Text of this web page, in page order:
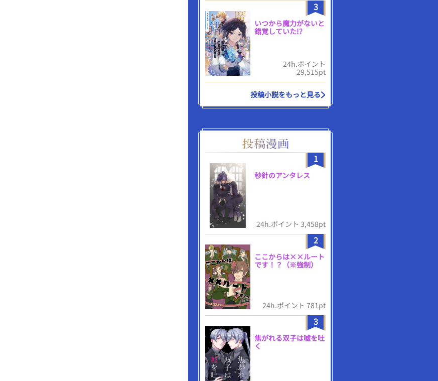
3
いつから魔力がないと
錯覚していた!?
24h.ポイント
29,515pt
投稿小説をもっと見る
1
秒針のアンタレス
24h.ポイント 3,458pt
2
ここからは××ルート
です！？（※強制）
24h.ポイント 781pt
3
焦がれる双子は嘘を吐
く